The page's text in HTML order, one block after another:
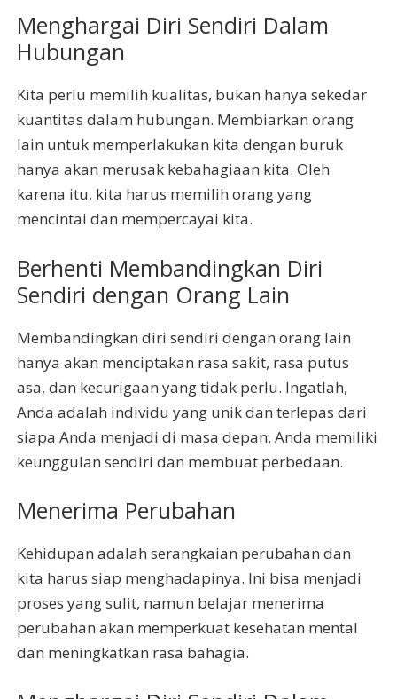
Menghargai Diri Sendiri Dalam
Hubungan
Kita perlu memilih kualitas, bukan hanya sekedar
kuantitas dalam hubungan. Membiarkan orang
lain untuk memperlakukan kita dengan buruk
hanya akan merusak kebahagiaan kita. Oleh
karena itu, kita harus memilih orang yang
mencintai dan mempercayai kita.
Berhenti Membandingkan Diri
Sendiri dengan Orang Lain
Membandingkan diri sendiri dengan orang lain
hanya akan menciptakan rasa sakit, rasa putus
asa, dan kecurigaan yang tidak perlu. Ingatlah,
Anda adalah individu yang unik dan terlepas dari
siapa Anda menjadi di masa depan, Anda memiliki
keunggulan sendiri dan membuat perbedaan.
Menerima Perubahan
Kehidupan adalah serangkaian perubahan dan
kita harus siap menghadapinya. Ini bisa menjadi
proses yang sulit, namun belajar menerima
perubahan akan memperkuat kesehatan mental
dan meningkatkan rasa bahagia.